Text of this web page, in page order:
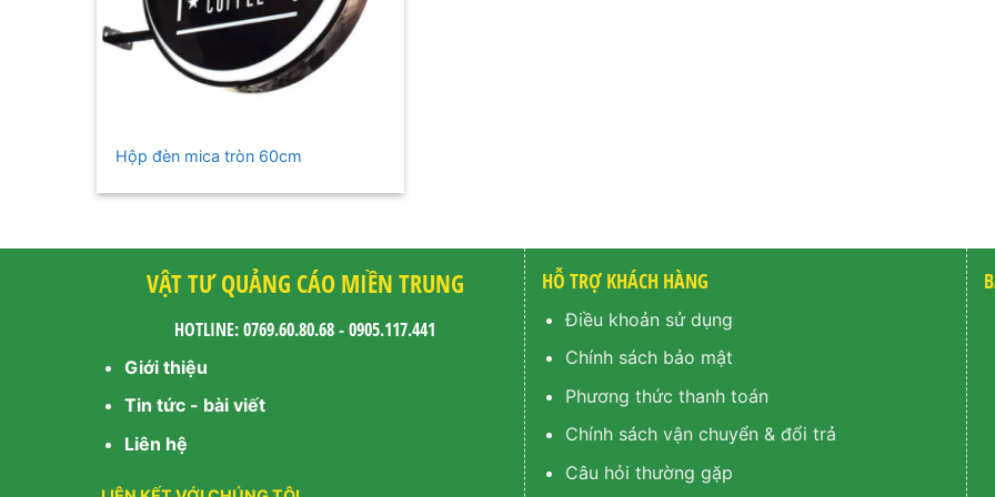
Hộp đèn mica tròn 60cm
VẬT TƯ QUẢNG CÁO MIỀN TRUNG
HOTLINE: 0769.60.80.68 - 0905.117.441
Giới thiệu
Tin tức - bài viết
Liên hệ
HỖ TRỢ KHÁCH HÀNG
Điều khoản sử dụng
Chính sách bảo mật
Phương thức thanh toán
Chính sách vận chuyển & đổi trả
Câu hỏi thường gặp